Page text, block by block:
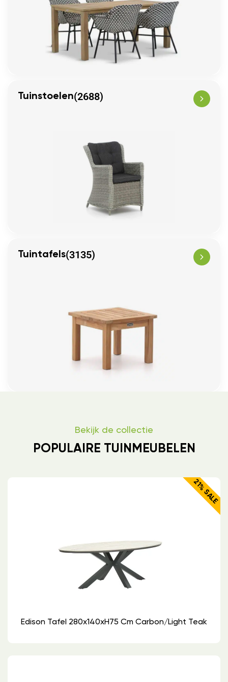
Tuinstoelen(2688)
Tuintafels(3135)
Bekijk de collectie
POPULAIRE TUINMEUBELEN
21% SALE
Edison Tafel 280x140xH75 Cm Carbon/light Teak